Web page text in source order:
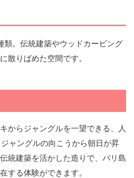
類。伝統建築やウッドカービング
散りばめた空間です。
からジャングルを一望できる、人
ャングルの向こうから朝日が昇
統建築を活かした造りで、バリ島
する体験ができます。